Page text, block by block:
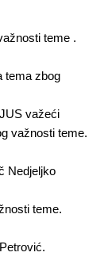
teme .
tema zbog
važeći
važnosti teme.
Nedjeljko
teme.